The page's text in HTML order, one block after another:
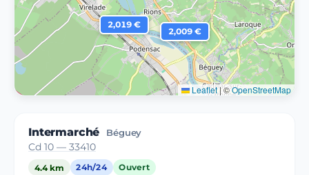
2,009 €
2,019 €
Leaflet |©OpenStreetMap
Intermarché Béguey
Cd 10 — 33410
4.4 km 24h/24 Ouvert